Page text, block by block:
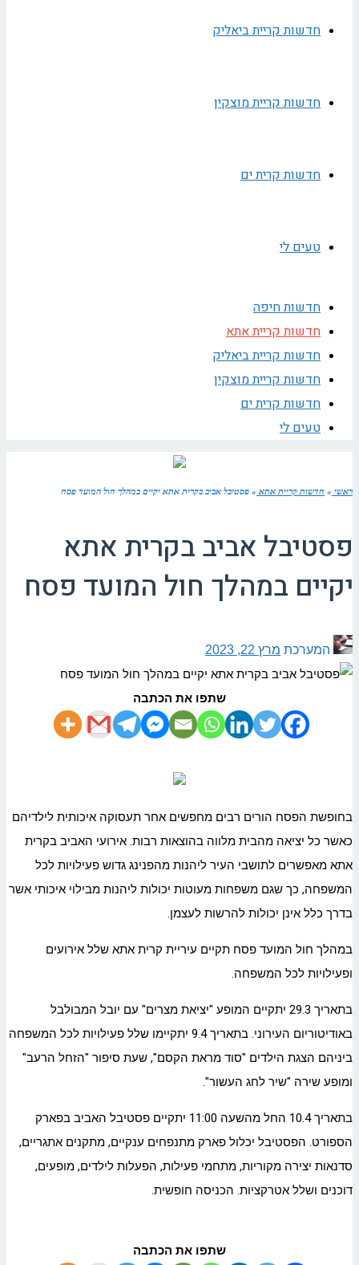
חדשות קריית ביאליק
חדשות קריית מוצקין
חדשות קרית ים
טעים לי
חדשות חיפה
חדשות קריית אתא
חדשות קריית ביאליק
חדשות קריית מוצקין
חדשות קרית ים
טעים לי
ראשי » חדשות קריית אתא » פסטיבל אביב בקרית אתא יקיים במהלך חול המועד פסח
פסטיבל אביב בקרית אתא
יקיים במהלך חול המועד פסח
המערכת מרץ 22, 2023
שתפו את הכתבה
בחופשת הפסח הורים רבים מחפשים אחר תעסוקה איכותית לילדיהם
כאשר כל יציאה מהבית מלווה בהוצאות רבות. אירועי האביב בקרית
אתא מאפשרים לתושבי העיר ליהנות מהפנינג גדוש פעילויות לכל
המשפחה, כך שגם משפחות מעוטות יכולות ליהנות מבילוי איכותי אשר
בדרך כלל אינן יכולות להרשות לעצמן.
במהלך חול המועד פסח תקיים עיריית קרית אתא שלל אירועים
ופעילויות לכל המשפחה.
בתאריך 29.3 יתקיים המופע "יציאת מצרים" עם יובל המבולבל
באודיטוריום העירוני. בתאריך 9.4 יתקיימו שלל פעילויות לכל המשפחה
ביניהם הצגת הילדים "סוד מראת הקסם", שעת סיפור "הזחל הרעב"
ומופע שירה "שיר לחג העשור".
בתאריך 10.4 החל מהשעה 11:00 יתקיים פסטיבל האביב בפארק
הספורט. הפסטיבל יכלול פארק מתנפחים ענקיים, מתקנים אתגריים,
סדנאות יצירה מקוריות, מתחמי פעילות, הפעלות לילדים, מופעים,
דוכנים ושלל אטרקציות. הכניסה חופשית.
שתפו את הכתבה